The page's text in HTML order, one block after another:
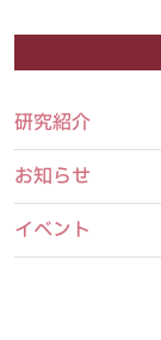
研究紹介
お知らせ
イベント